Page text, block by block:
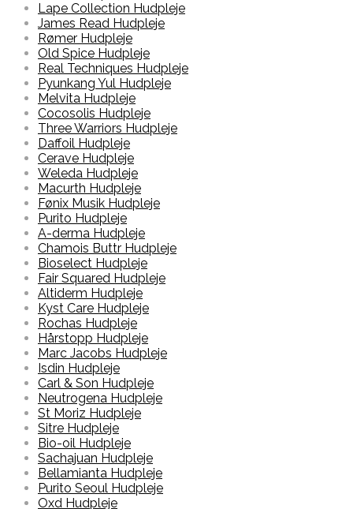
Lape Collection Hudpleje
James Read Hudpleje
Rømer Hudpleje
Old Spice Hudpleje
Real Techniques Hudpleje
Pyunkang Yul Hudpleje
Melvita Hudpleje
Cocosolis Hudpleje
Three Warriors Hudpleje
Daffoil Hudpleje
Cerave Hudpleje
Weleda Hudpleje
Macurth Hudpleje
Fønix Musik Hudpleje
Purito Hudpleje
A-derma Hudpleje
Chamois Buttr Hudpleje
Bioselect Hudpleje
Fair Squared Hudpleje
Altiderm Hudpleje
Kyst Care Hudpleje
Rochas Hudpleje
Hårstopp Hudpleje
Marc Jacobs Hudpleje
Isdin Hudpleje
Carl & Son Hudpleje
Neutrogena Hudpleje
St Moriz Hudpleje
Sitre Hudpleje
Bio-oil Hudpleje
Sachajuan Hudpleje
Bellamianta Hudpleje
Purito Seoul Hudpleje
Oxd Hudpleje